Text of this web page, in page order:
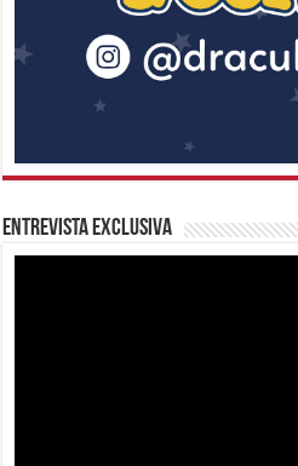
Entrevista Exclusiva